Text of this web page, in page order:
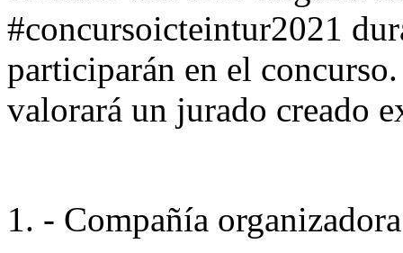
#concursoicteintur2021
participarán en el
valorará un jurado creado
1. - Compañía organizadora